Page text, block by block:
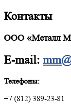
Контакты
ООО «Металл
E-mail:
Телефоны:
+7 (812) 389-23-81